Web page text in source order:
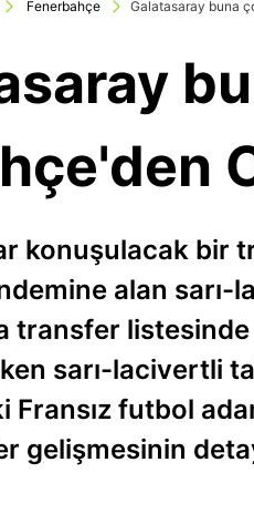
Fenerbahçe Galatasaray buna
konuşulacak bir
alan sarı-
transfer
sarı-lacivertli
Fransız futbol
gelişmesinin